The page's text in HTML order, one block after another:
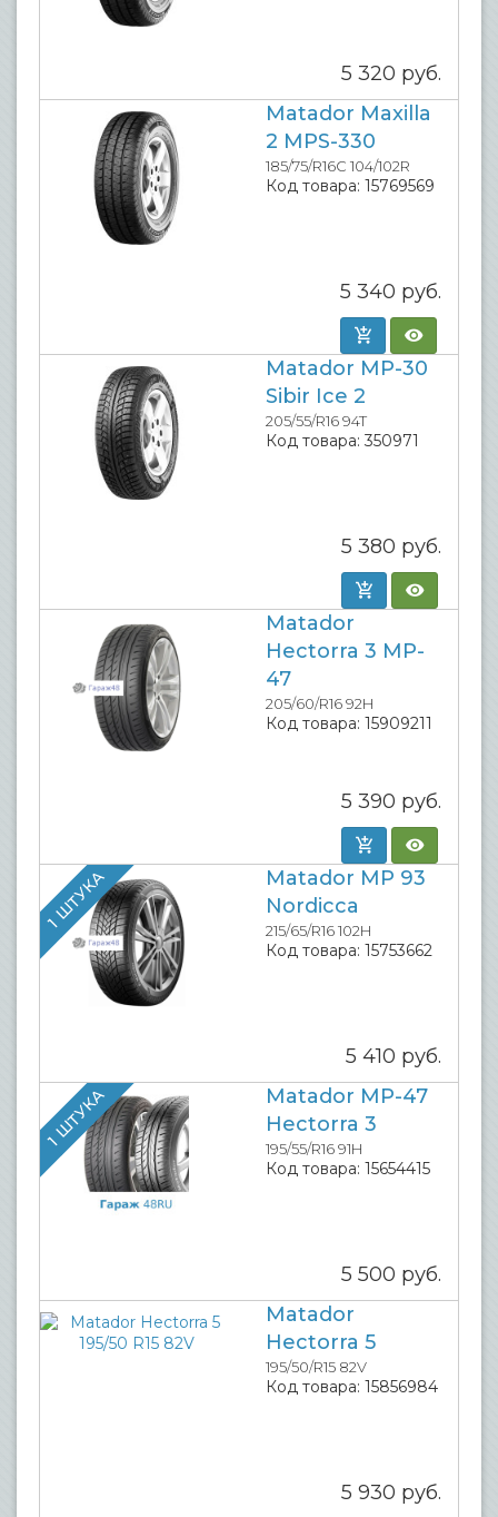
5 320 руб.
Matador Maxilla
2 MPS-330
185/75/R16C 104/102R
Код товара: 15769569
5 340 руб.
Matador MP-30
Sibir Ice 2
205/55/R16 94T
Код товара: 350971
5 380 руб.
Matador
Hectorra 3 MP-
47
205/60/R16 92H
Код товара: 15909211
5 390 руб.
1 ШТУКА
Matador MP 93
Nordicca
215/65/R16 102H
Код товара: 15753662
5 410 руб.
1 ШТУКА
Matador MP-47
Hectorra 3
195/55/R16 91H
Код товара: 15654415
5 500 руб.
Matador
Hectorra 5
195/50/R15 82V
Код товара: 15856984
5 930 руб.